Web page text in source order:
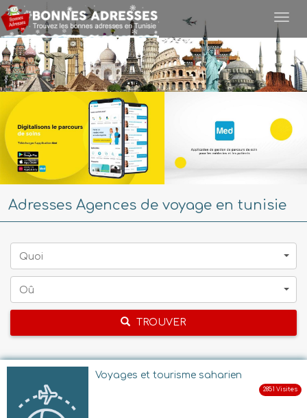
Adresses Agences de voyage en tunisie
Quoi
Oû
TROUVER
Voyages et tourisme saharien